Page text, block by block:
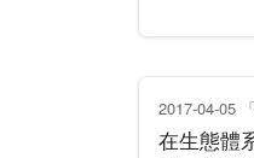
2017-04-05
在生態體